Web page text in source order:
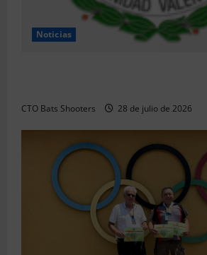
Noticias
CTO Bats Shooters 28 de julio de 2026